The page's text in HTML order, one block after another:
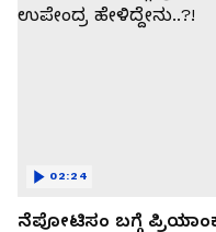
ನೆಪೋಟಿಸಂ ಬಗ್ಗೆ
02:24